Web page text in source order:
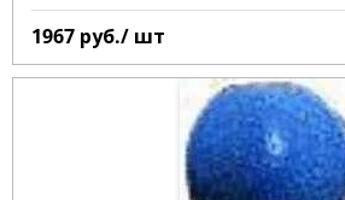
1967 руб./ шт